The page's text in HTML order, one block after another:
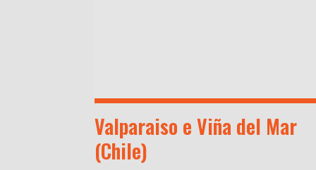
Valparaiso e Viña del Mar
(Chile)